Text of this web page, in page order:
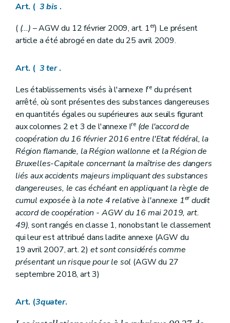
Art. ( 3bis .
( (...) – AGW du 12 février 2009, art. 1er) Le présent
article a été abrogé en date du 25 avril 2009.
Art. ( 3ter .
Les établissements visés à l'annexe Iredu présent
arrêté, où sont présentes des substances dangereuses
en quantités égales ou supérieures aux seuils figurant
aux colonnes 2 et 3 de l'annexe Ire (de l'accord de
coopération du 16 février 2016 entre l'Etat fédéral, la
Région flamande, la Région wallonne et la Région de
Bruxelles-Capitale concernant la maîtrise des dangers
liés aux accidents majeurs impliquant des substances
dangereuses, le cas échéant en appliquant la règle de
cumul exposée à la note 4 relative à l'annexe 1erdudit
accord de coopération - AGW du 16 mai 2019, art.
49), sont rangés en classe 1, nonobstant le classement
qui leur est attribué dans ladite annexe (AGW du
19 avril 2007, art. 2) et sont considérés comme
présentant un risque pour le sol (AGW du 27
septembre 2018, art 3)
Art. (3quater.